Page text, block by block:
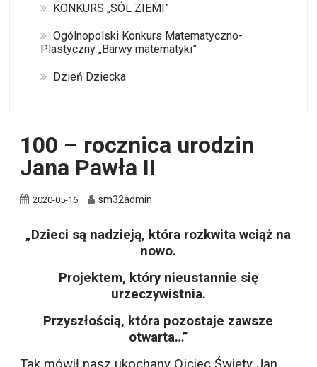
KONKURS „SÓL ZIEMI”
Ogólnopolski Konkurs Matematyczno-
Plastyczny „Barwy matematyki”
Dzień Dziecka
100 – rocznica urodzin
Jana Pawła II
2020-05-16 sm32admin
„Dzieci są nadzieją, która rozkwita wciąż na
nowo.
Projektem, który nieustannie się
urzeczywistnia.
Przyszłością, która pozostaje zawsze
otwarta…”